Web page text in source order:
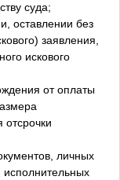
суда;
оставлении без
заявления,
искового
от оплаты
отсрочки
личных
исполнительных